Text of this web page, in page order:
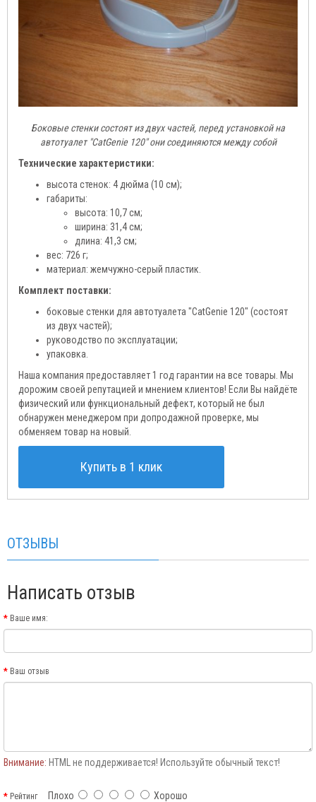
Боковые стенки состоят из двух частей, перед установкой на
автотуалет "CatGenie 120" они соединяются между собой
Технические характеристики:
высота стенок: 4 дюйма (10 см);
габариты:
высота: 10,7 см;
ширина: 31,4 см;
длина: 41,3 см;
вес: 726 г;
материал: жемчужно-серый пластик.
Комплект поставки:
боковые стенки для автотуалета "CatGenie 120" (состоят
из двух частей);
руководство по эксплуатации;
упаковка.
Наша компания предоставляет 1 год гарантии на все товары. Мы
дорожим своей репутацией и мнением клиентов! Если Вы найдёте
физический или функциональный дефект, который не был
обнаружен менеджером при допродажной проверке, мы
обменяем товар на новый.
Купить в 1 клик
ОТЗЫВЫ
Написать отзыв
Ваше имя:
Ваш отзыв
Внимание: HTML не поддерживается! Используйте обычный текст!
РейтингПлохо Хорошо